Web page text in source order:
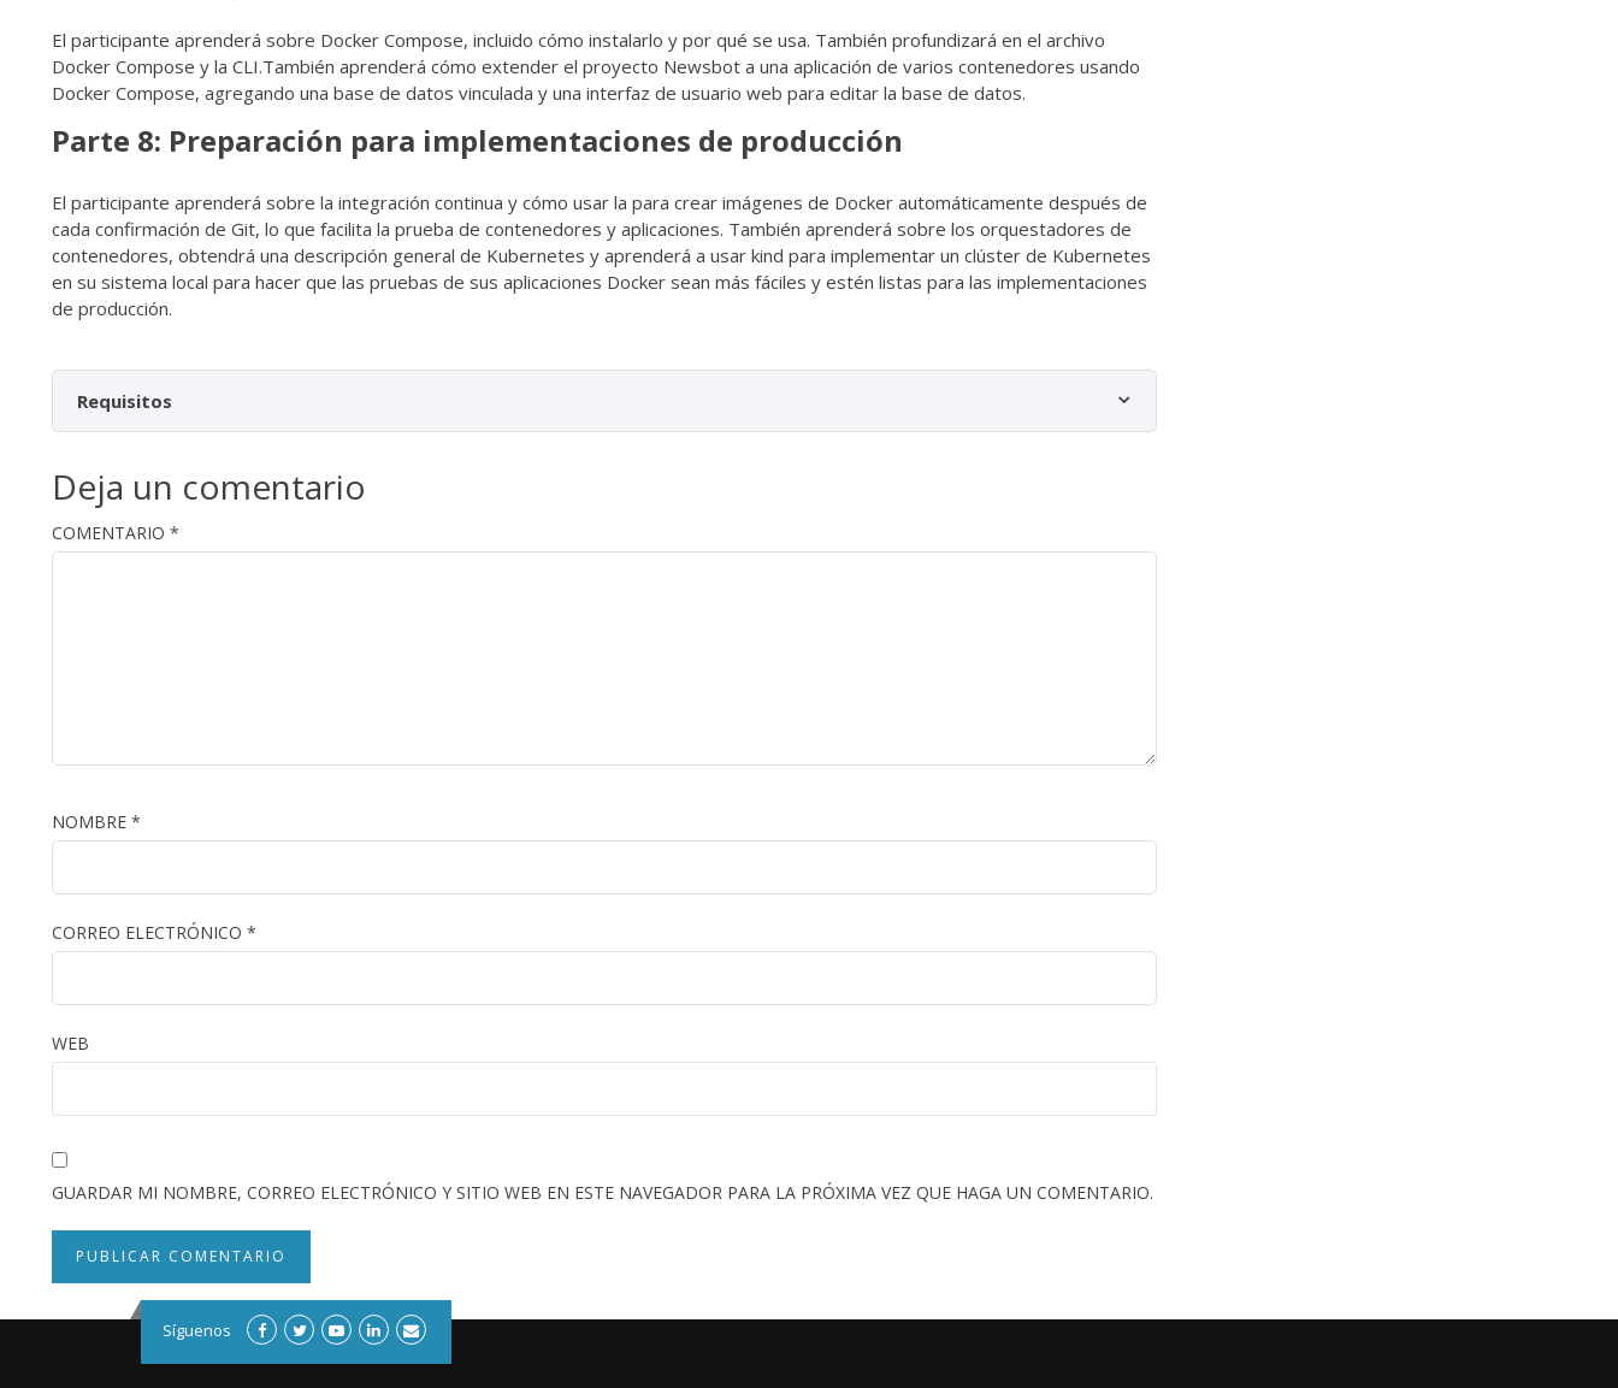
El participante aprenderá sobre Docker Compose, incluido cómo instalarlo y por qué se usa. También profundizará en el archivo
Docker Compose y la CLI.También aprenderá cómo extender el proyecto Newsbot a una aplicación de varios contenedores usando
Docker Compose, agregando una base de datos vinculada y una interfaz de usuario web para editar la base de datos.
Parte 8: Preparación para implementaciones de producción
El participante aprenderá sobre la integración continua y cómo usar la para crear imágenes de Docker automáticamente después de
cada confirmación de Git, lo que facilita la prueba de contenedores y aplicaciones. También aprenderá sobre los orquestadores de
contenedores, obtendrá una descripción general de Kubernetes y aprenderá a usar kind para implementar un clúster de Kubernetes
en su sistema local para hacer que las pruebas de sus aplicaciones Docker sean más fáciles y estén listas para las implementaciones
de producción.
Requisitos
Deja un comentario
COMENTARIO *
NOMBRE *
CORREO ELECTRÓNICO *
WEB
GUARDAR MI NOMBRE, CORREO ELECTRÓNICO Y SITIO WEB EN ESTE NAVEGADOR PARA LA PRÓXIMA VEZ QUE HAGA UN COMENTARIO.
Síguenos